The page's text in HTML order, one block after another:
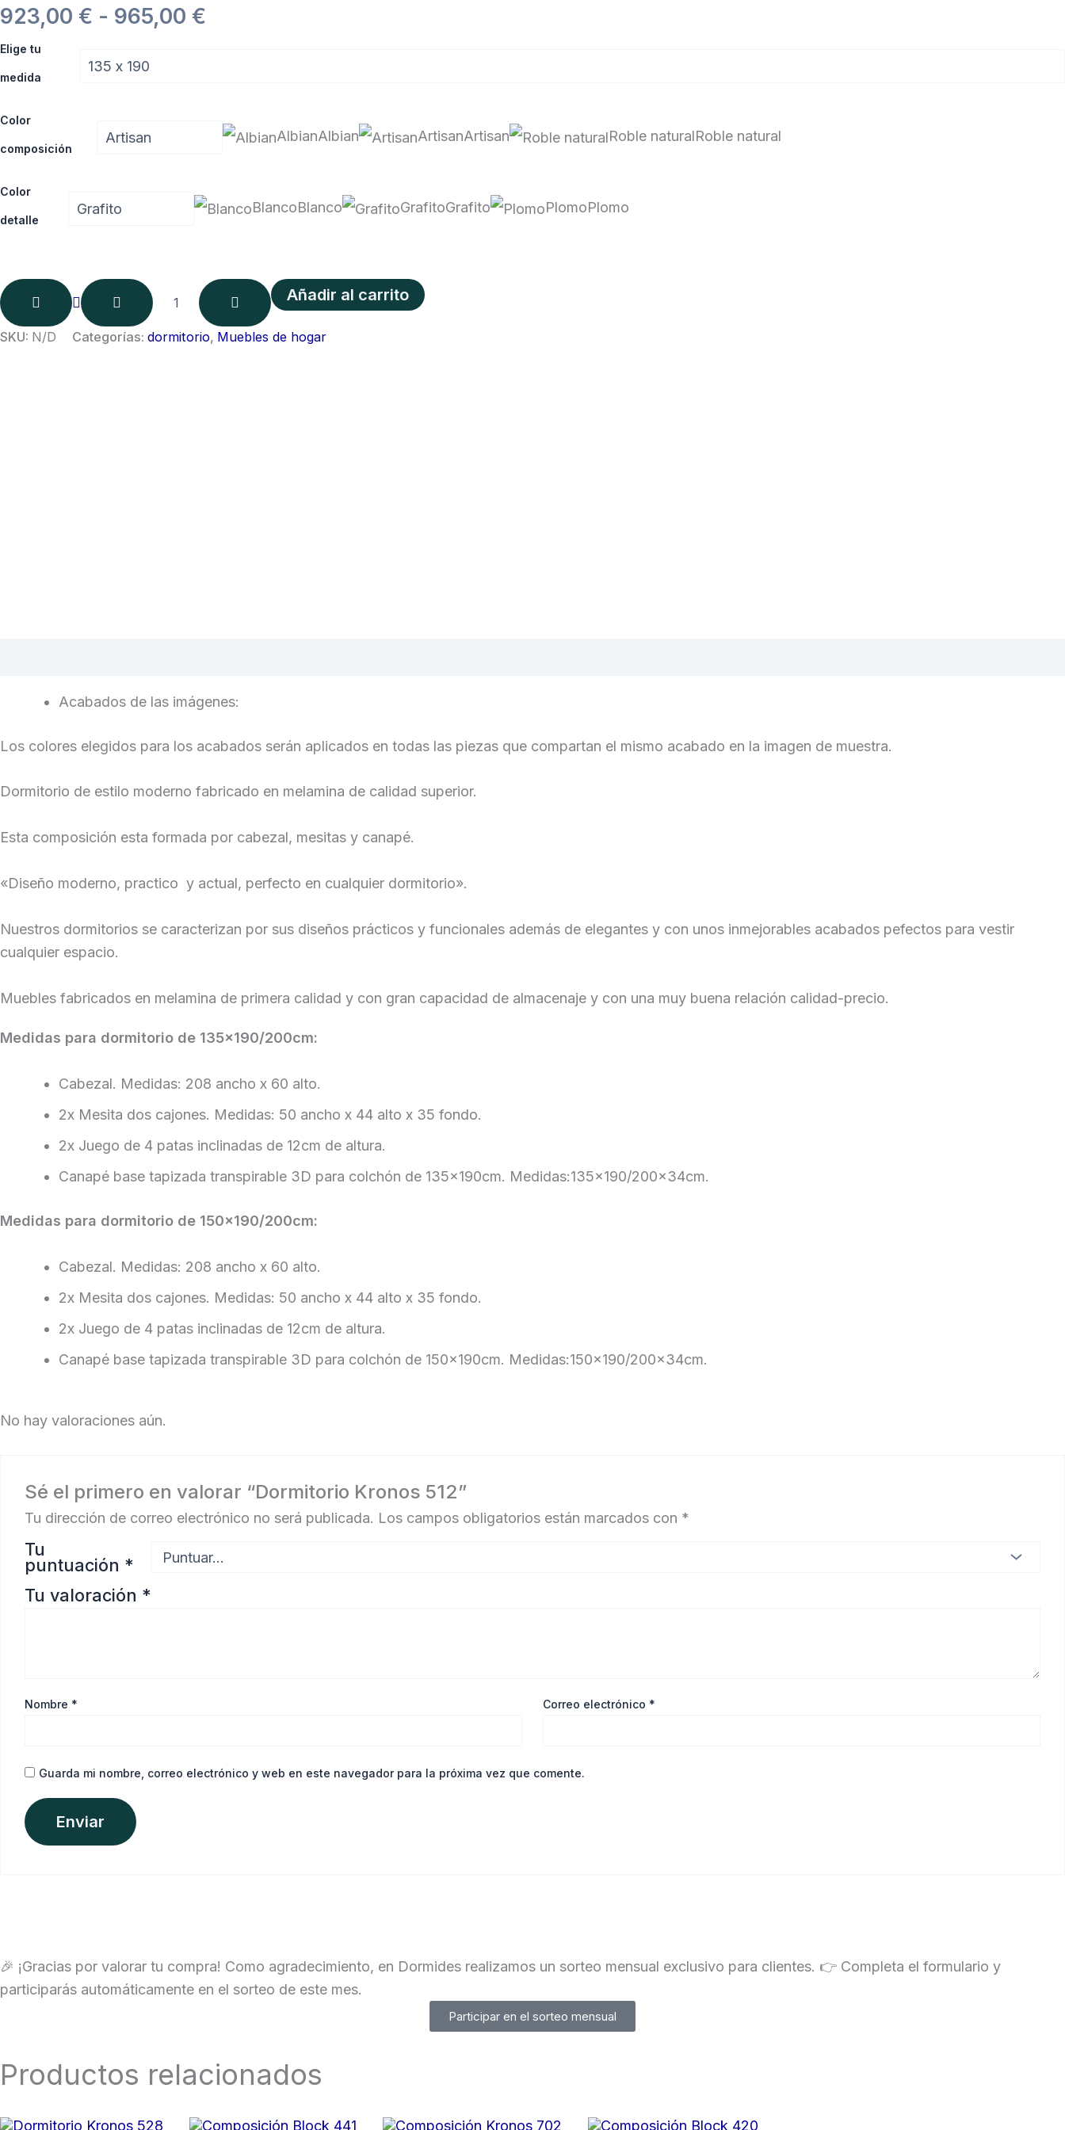
923,00 € - 965,00 €
desde
Elige tu
medida
Color
composición
AlbianAlbian ArtisanArtisan Roble naturalRoble natural
Color
detalle
BlancoBlanco GrafitoGrafito PlomoPlomo
Añadir al carrito
SKU: N/D Categorías: dormitorio, Muebles de hogar
Acabados de las imágenes:
Los colores elegidos para los acabados serán aplicados en todas las piezas que compartan el mismo acabado en la imagen de muestra.
Dormitorio de estilo moderno fabricado en melamina de calidad superior.
Esta composición esta formada por cabezal, mesitas y canapé.
«Diseño moderno, practico y actual, perfecto en cualquier dormitorio».
Nuestros dormitorios se caracterizan por sus diseños prácticos y funcionales además de elegantes y con unos inmejorables acabados pefectos para vestir
cualquier espacio.
Muebles fabricados en melamina de primera calidad y con gran capacidad de almacenaje y con una muy buena relación calidad-precio.
Medidas para dormitorio de 135×190/200cm:
Cabezal. Medidas: 208 ancho x 60 alto.
2x Mesita dos cajones. Medidas: 50 ancho x 44 alto x 35 fondo.
2x Juego de 4 patas inclinadas de 12cm de altura.
Canapé base tapizada transpirable 3D para colchón de 135x190cm. Medidas:135×190/200x34cm.
Medidas para dormitorio de 150×190/200cm:
Cabezal. Medidas: 208 ancho x 60 alto.
2x Mesita dos cajones. Medidas: 50 ancho x 44 alto x 35 fondo.
2x Juego de 4 patas inclinadas de 12cm de altura.
Canapé base tapizada transpirable 3D para colchón de 150x190cm. Medidas:150×190/200x34cm.
No hay valoraciones aún.
Sé el primero en valorar “Dormitorio Kronos 512”
Tu dirección de correo electrónico no será publicada. Los campos obligatorios están marcados con *
Tu
puntuación *
Tu valoración *
Nombre * Correo electrónico *
Guarda mi nombre, correo electrónico y web en este navegador para la próxima vez que comente.
🎉 ¡Gracias por valorar tu compra! Como agradecimiento, en Dormides realizamos un sorteo mensual exclusivo para clientes. 👉 Completa el formulario y
participarás automáticamente en el sorteo de este mes.
Participar en el sorteo mensual
Productos relacionados
Rango El
El El
El El
El